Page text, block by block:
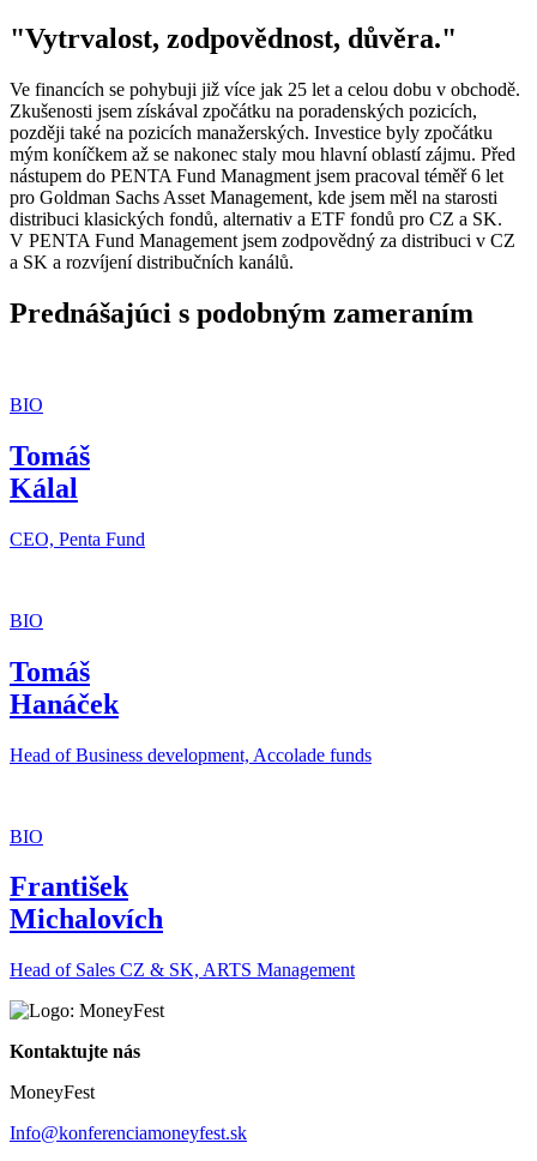
"Vytrvalost, zodpovědnost, důvěra."
Ve financích se pohybuji již více jak 25 let a celou dobu v obchodě.
Zkušenosti jsem získával zpočátku na poradenských pozicích,
později také na pozicích manažerských. Investice byly zpočátku
mým koníčkem až se nakonec staly mou hlavní oblastí zájmu. Před
nástupem do PENTA Fund Managment jsem pracoval téměř 6 let
pro Goldman Sachs Asset Management, kde jsem měl na starosti
distribuci klasických fondů, alternativ a ETF fondů pro CZ a SK.
V PENTA Fund Management jsem zodpovědný za distribuci v CZ
a SK a rozvíjení distribučních kanálů.
Prednášajúci s podobným zameraním
BIO
Tomáš
Kálal
CEO, Penta Fund
BIO
Tomáš
Hanáček
Head of Business development, Accolade funds
BIO
František
Michalovích
Head of Sales CZ & SK, ARTS Management
Kontaktujte nás
MoneyFest
Info@konferenciamoneyfest.sk